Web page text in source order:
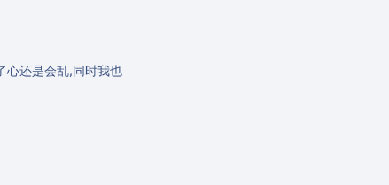
心还是会乱,同时我也